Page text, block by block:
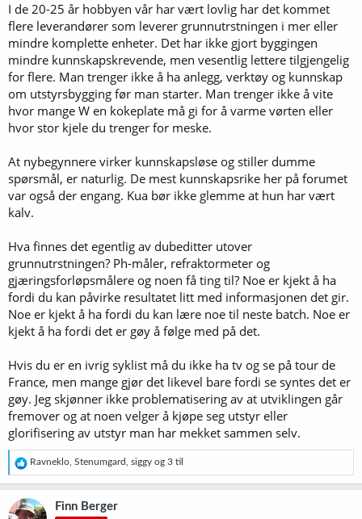
I de 20-25 år hobbyen vår har vært lovlig har det kommet
flere leverandører som leverer grunnutrstningen i mer eller
mindre komplette enheter. Det har ikke gjort byggingen
mindre kunnskapskrevende, men vesentlig lettere tilgjengelig
for flere. Man trenger ikke å ha anlegg, verktøy og kunnskap
om utstyrsbygging før man starter. Man trenger ikke å vite
hvor mange W en kokeplate må gi for å varme vørten eller
hvor stor kjele du trenger for meske.
At nybegynnere virker kunnskapsløse og stiller dumme
spørsmål, er naturlig. De mest kunnskapsrike her på forumet
var også der engang. Kua bør ikke glemme at hun har vært
kalv.
Hva finnes det egentlig av dubeditter utover
grunnutrstningen? Ph-måler, refraktormeter og
gjæringsforløpsmålere og noen få ting til? Noe er kjekt å ha
fordi du kan påvirke resultatet litt med informasjonen det gir.
Noe er kjekt å ha fordi du kan lære noe til neste batch. Noe er
kjekt å ha fordi det er gøy å følge med på det.
Hvis du er en ivrig syklist må du ikke ha tv og se på tour de
France, men mange gjør det likevel bare fordi se syntes det er
gøy. Jeg skjønner ikke problematisering av at utviklingen går
fremover og at noen velger å kjøpe seg utstyr eller
glorifisering av utstyr man har mekket sammen selv.
R
e
a
k
s
Ravneklo Stenumgard siggy og 3 til
Finn Berger